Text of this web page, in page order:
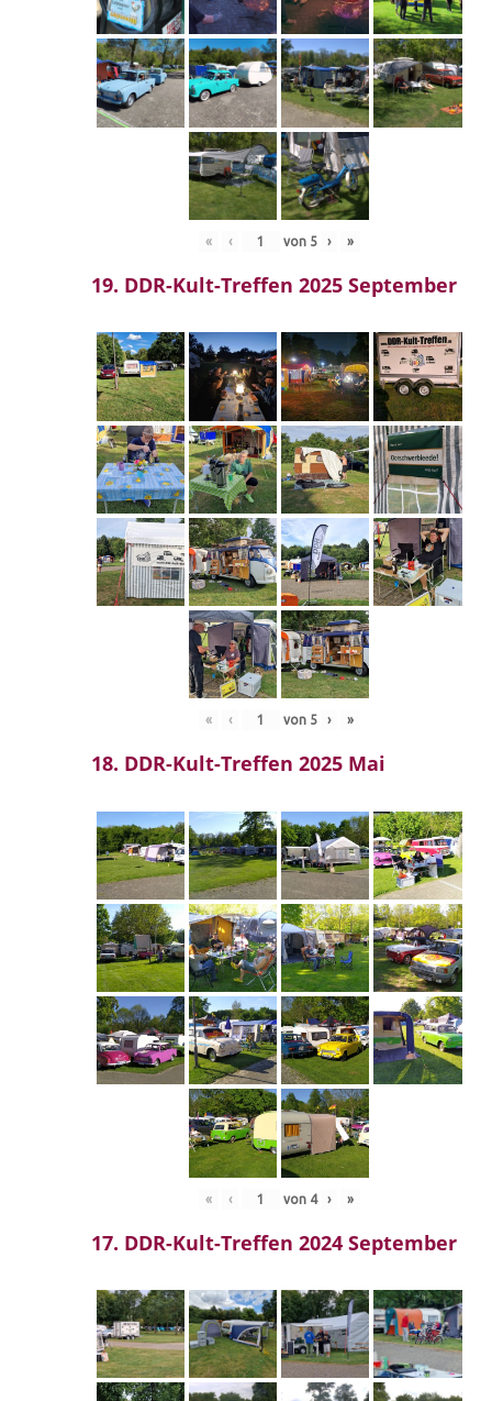
« ‹ von 5 › »
19. DDR-Kult-Treffen 2025 September
« ‹ von 5 › »
18. DDR-Kult-Treffen 2025 Mai
« ‹ von 4 › »
17. DDR-Kult-Treffen 2024 September